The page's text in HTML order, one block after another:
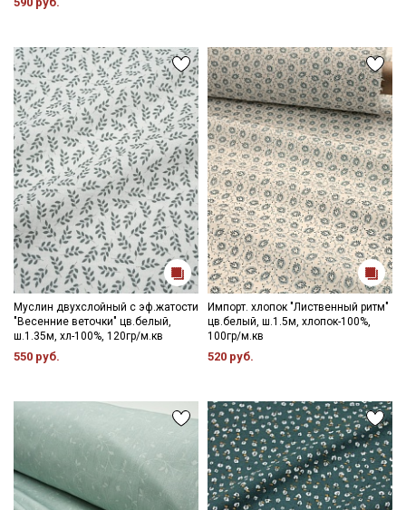
Муслин двухслойный с эф.жатости
"Весенние веточки" цв.белый,
ш.1.35м, хл-100%, 120гр/м.кв
550 руб.
Импорт. хлопок "Лиственный ритм"
цв.белый, ш.1.5м, хлопок-100%,
100гр/м.кв
520 руб.
Секретная рассылка от Купава
Мы публикуем здесь дополнительные
промокоды и скидки до 30% на узкие
категории тканей
Электронная почта
Подписаться
Ознакомлен(а) с Политикой обработки персональных
данных
и даю
Согласие на обработку персональных
данных